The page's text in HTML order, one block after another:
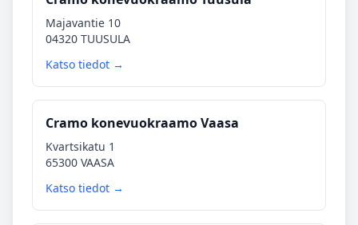
Majavantie 10
04320 TUUSULA
Katso tiedot →
Cramo konevuokraamo Vaasa
Kvartsikatu 1
65300 VAASA
Katso tiedot →